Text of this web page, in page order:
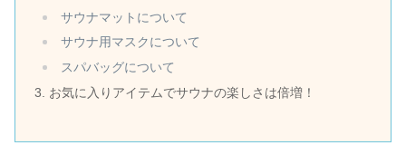
サウナマットについて
サウナ用マスクについて
スパバッグについて
お気に入りアイテムでサウナの楽しさは倍増！